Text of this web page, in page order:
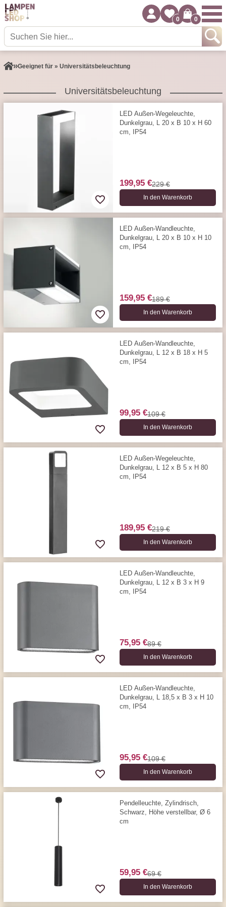
0 0
Geeignet für » Universitätsbeleuchtung
Universitätsbeleuchtung
LED Außen-Wegeleuchte,
Dunkelgrau, L 20 x B 10 x H 60
cm, IP54
199,95 €229 €
In den Warenkorb
LED Außen-Wandleuchte,
Dunkelgrau, L 20 x B 10 x H 10
cm, IP54
159,95 €189 €
In den Warenkorb
LED Außen-Wandleuchte,
Dunkelgrau, L 12 x B 18 x H 5
cm, IP54
99,95 €109 €
In den Warenkorb
LED Außen-Wegeleuchte,
Dunkelgrau, L 12 x B 5 x H 80
cm, IP54
189,95 €219 €
In den Warenkorb
LED Außen-Wandleuchte,
Dunkelgrau, L 12 x B 3 x H 9
cm, IP54
75,95 €89 €
In den Warenkorb
LED Außen-Wandleuchte,
Dunkelgrau, L 18,5 x B 3 x H 10
cm, IP54
95,95 €109 €
In den Warenkorb
Pendelleuchte, Zylindrisch,
Schwarz, Höhe verstellbar, Ø 6
cm
59,95 €69 €
In den Warenkorb